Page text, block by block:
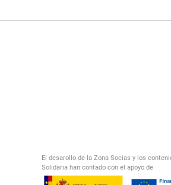
El desarollo de la Zona Socias y los
Solidaria han contado con el apoyo de